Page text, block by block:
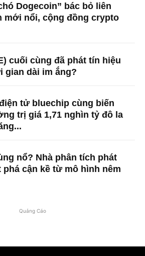
Dogecoin” bác bỏ liên
mới nổi, cộng đồng crypto
cuối cùng đã phát tín hiệu
gian dài im ắng?
tử bluechip cùng biến
trị giá 1,71 nghìn tỷ đô la
nổ? Nhà phân tích phát
cận kề từ mô hình nêm
Quảng Cáo